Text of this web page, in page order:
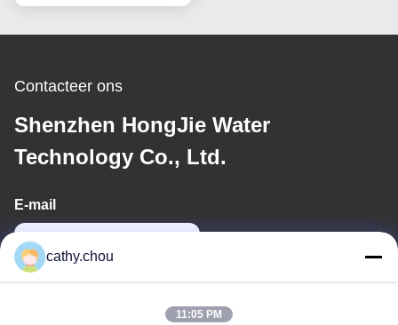
Contacteer ons
Shenzhen HongJie Water
Technology Co., Ltd.
E-mail
cathy.chou
11:05 PM